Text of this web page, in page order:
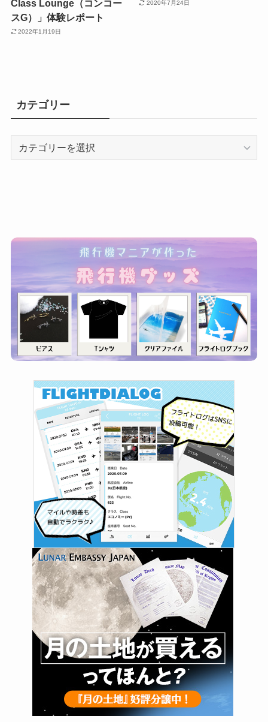
Class Lounge（コンコー
スG）」体験レポート
2022年1月19日
2020年7月24日
カテゴリー